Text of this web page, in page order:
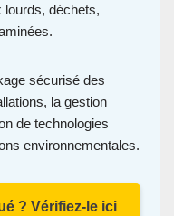
déchets,
sécurisé des
la gestion
de technologies
environnementales.
? Vérifiez-le ici